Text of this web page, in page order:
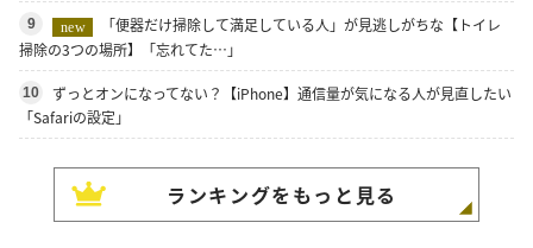
9 new
「便器だけ掃除して満足している人」が見逃しがちな【トイレ
掃除の3つの場所】「忘れてた…」
10
ずっとオンになってない？【iPhone】通信量が気になる人が見直したい
「Safariの設定」
ランキングをもっと見る